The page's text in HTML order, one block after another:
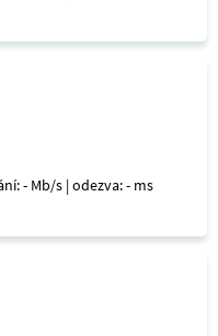
- Mb/s | odezva: - ms